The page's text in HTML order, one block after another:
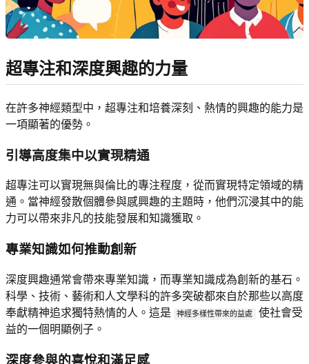
超專注和深度興趣的力量
在許多神經類型中，超專注和培養深刻、熱情的興趣的能力是
一項顯著的優勢。
引導高度集中以實現精通
超專注可以實現無與倫比的專注程度，從而實現特定領域的精
通。當神經發散個體參與感興趣的主題時，他們沉浸其中的能
力可以帶來非凡的技能發展和知識獲取。
專業知識如何推動創新
深度興趣通常會帶來專業知識，而專業知識成為創新的基石。
科學、技術、藝術和人文學科的許多突破都來自於那些以高度
奉獻精神追求獨特熱情的人。這是
神經多樣性帶來的益處
使社會受
益的一個明顯例子。
深度參與的喜悅和滿足感